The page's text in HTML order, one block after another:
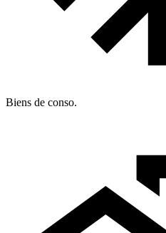
Biens de conso.